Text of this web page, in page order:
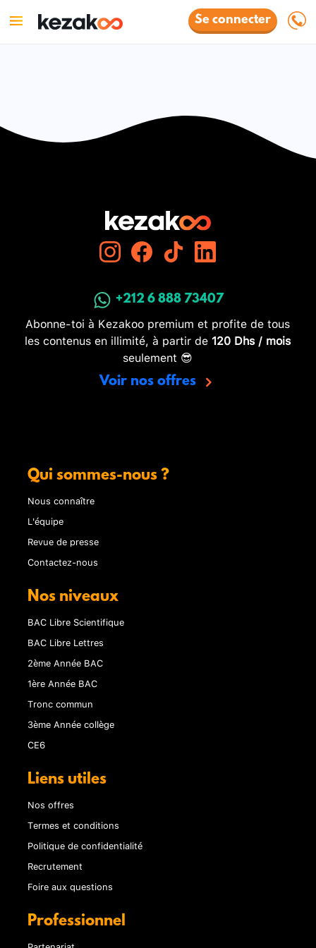
Se connecter
+212 6 888 73407
Abonne-toi à Kezakoo premium et profite de tous
les contenus en illimité, à partir de 120 Dhs / mois
seulement 😎
Voir nos offres
Qui sommes-nous ?
Nous connaître
L'équipe
Revue de presse
Contactez-nous
Nos niveaux
BAC Libre Scientifique
BAC Libre Lettres
2ème Année BAC
1ère Année BAC
Tronc commun
3ème Année collège
CE6
Liens utiles
Nos offres
Termes et conditions
Politique de confidentialité
Recrutement
Foire aux questions
Professionnel